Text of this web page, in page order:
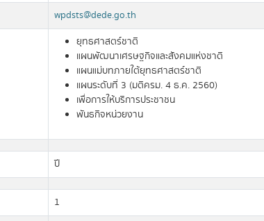
wpdsts@dede.go.th
ยุทธศาสตร์ชาติ
แผนพัฒนาเศรษฐกิจและสังคมแห่งชาติ
แผนแม่บทภายใต้ยุทธศาสตร์ชาติ
แผนระดับที่ 3 (มติครม. 4 ธ.ค. 2560)
เพื่อการให้บริการประชาชน
พันธกิจหน่วยงาน
ปี
1